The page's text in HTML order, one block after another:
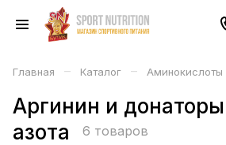
Главная – Каталог – Аминокислоты
Аргинин и
азота
6 товаров